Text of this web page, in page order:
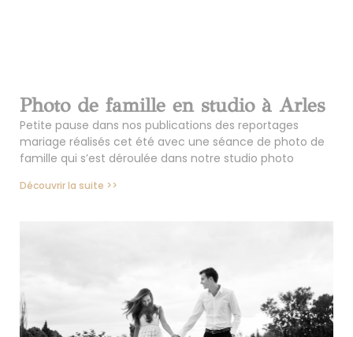
Photo de famille en studio à Arles
Petite pause dans nos publications des reportages
mariage réalisés cet été avec une séance de photo de
famille qui s’est déroulée dans notre studio photo
Découvrir la suite >>